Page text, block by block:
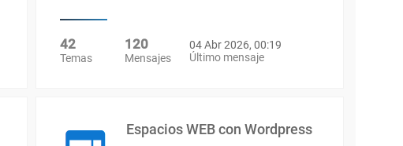
42
Temas
120
Mensajes
04 Abr 2026, 00:19
Último mensaje
Espacios WEB con Wordpress